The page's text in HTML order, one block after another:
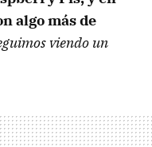
algo más de
viendo un